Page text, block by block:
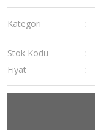
Kategori
Stok Kodu
Fiyat